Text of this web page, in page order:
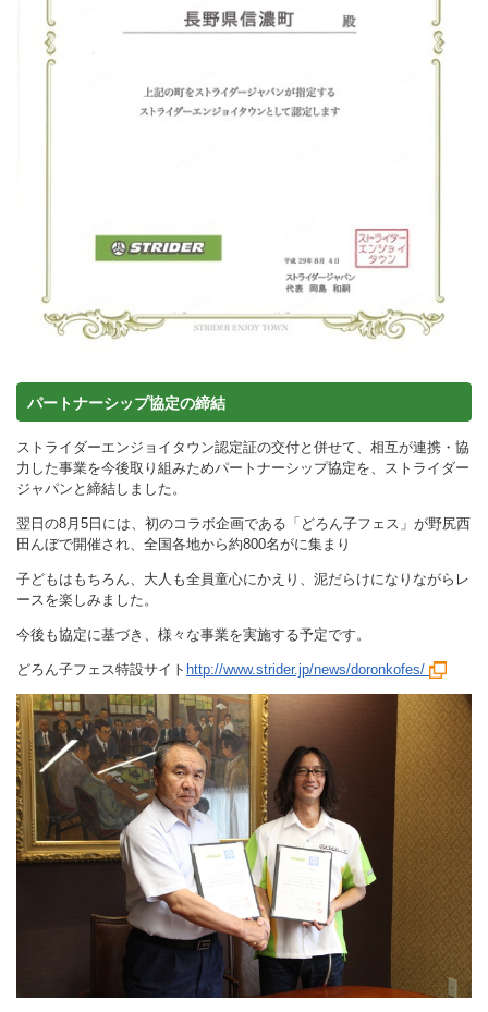
パートナーシップ協定の締結
ストライダーエンジョイタウン認定証の交付と併せて、相互が連携・協
力した事業を今後取り組みためパートナーシップ協定を、ストライダー
ジャパンと締結しました。
翌日の8月5日には、初のコラボ企画である「どろん子フェス」が野尻西
田んぼで開催され、全国各地から約800名がに集まり
子どもはもちろん、大人も全員童心にかえり、泥だらけになりながらレ
ースを楽しみました。
今後も協定に基づき、様々な事業を実施する予定です。
どろん子フェス特設サイト http://www.strider.jp/news/doronkofes/